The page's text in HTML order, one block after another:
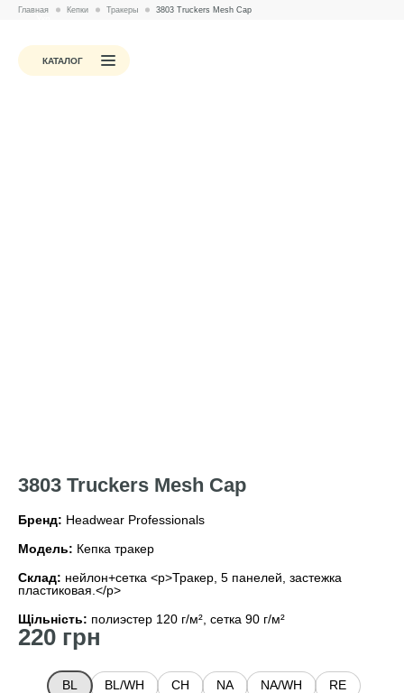
КАТАЛОГ
Главная Кепки Тракеры 3803 Truckers Mesh Cap
3803 Truckers Mesh Cap
Бренд: Headwear Professionals
Модель: Кепка тракер
Склад: нейлон+сетка <p>Тракер, 5 панелей, застежка
пластиковая.</p>
Щільність: полиэстер 120 г/м², сетка 90 г/м²
220 грн
BL BL/WH CH NA NA/WH
RE